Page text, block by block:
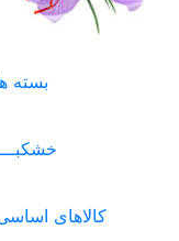
بسته
کالاهای